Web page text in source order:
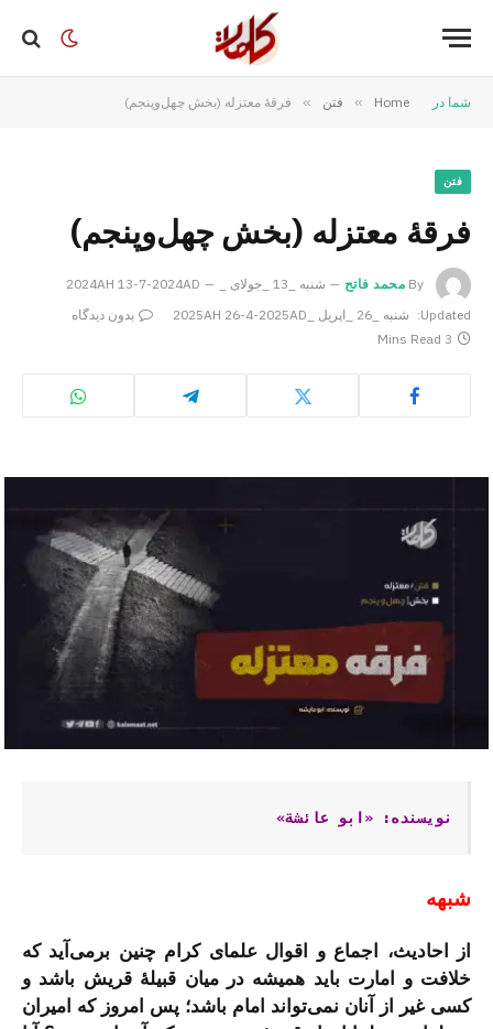
شما در Home
» فتن » فرقۀ معتزله (بخش چهل‌وپنجم)
فتن
فرقۀ معتزله (بخش چهل‌وپنجم)
By محمد فاتح
شنبه _13 _جولای _2024AH 13-7-2024AD
Updated:
شنبه _26 _اپریل _2025AH 26-4-2025AD
بدون دیدگاه
3 Mins Read
نویسنده: «ابو عائشة»
شبهه
از احادیث، اجماع و اقوال علمای کرام چنین برمی‌آید که
خلافت و امارت باید همیشه در میان قبیلۀ قریش باشد و
کسی غیر از آنان نمی‌تواند امام باشد؛ پس امروز که امیران